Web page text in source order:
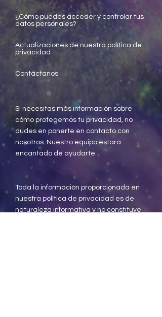
¿Cómo puedes acceder y controlar tus
datos personales?
Actualizaciones de nuestra política de
privacidad
Contáctanos
Si necesitas más información sobre
cómo protegemos tu privacidad, no
dudes en ponerte en contacto con
nosotros. Nuestro equipo estará
encantado de ayudarte.
Toda la información proporcionada en
nuestra política de privacidad es de
naturaleza informativa y no constituye